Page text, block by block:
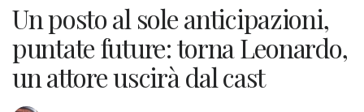
Un posto al sole anticipazioni,
puntate future: torna Leonardo,
un attore uscirà dal cast